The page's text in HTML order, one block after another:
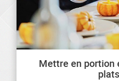
Mettre en portion
plats